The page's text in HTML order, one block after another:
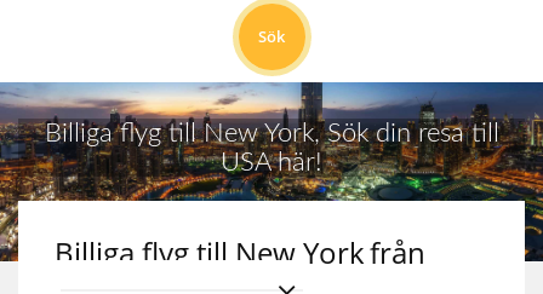
Sök
Billiga flyg till New York, Sök din resa till
USA här!
Billiga flyg till New Yorkfrån